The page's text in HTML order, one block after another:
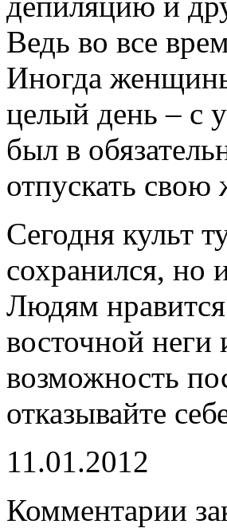
Ведь во все
Иногда
целый день – с
был в
отпускать
Сегодня культ
сохранился, но
Людям
восточной неги
возможность
отказывайте
11.01.2012
Комментарии